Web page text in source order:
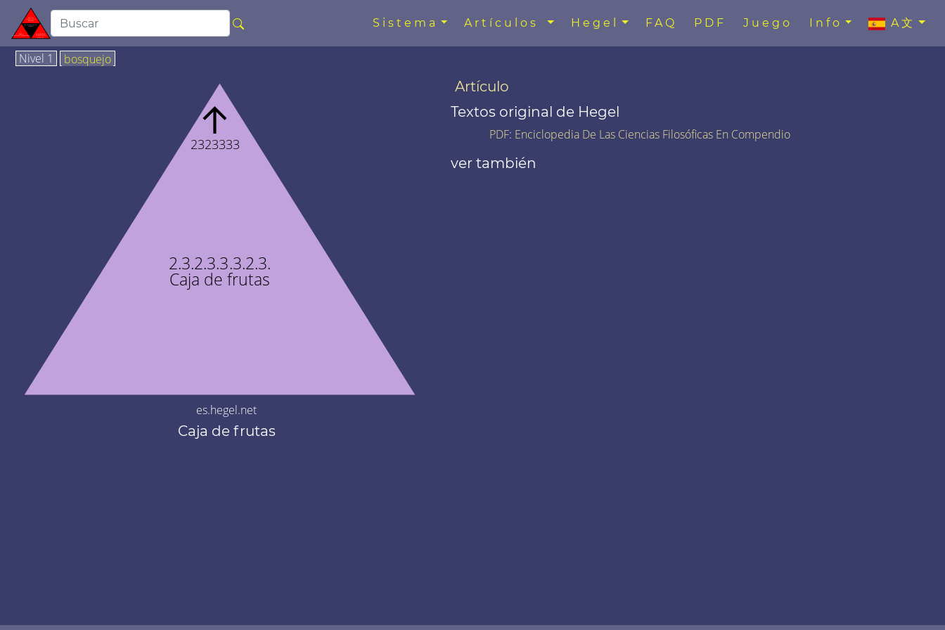
Sistema Artículos Hegel FAQ PDF Juego Info A文
Nivel 1 bosquejo
2.3.2.3.3.3.2.3.
Caja de frutas
↑
2323333
es.hegel.net
Caja de frutas
Artículo
Textos original de Hegel
PDF: Enciclopedia De Las Ciencias Filosóficas En Compendio
ver también